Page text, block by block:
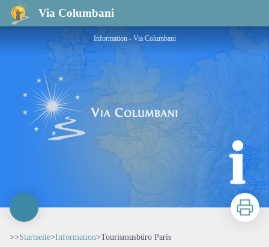
Via Columbani
Tourismusbüro Paris
Information - Via Columbani
Zu
>>Startseite>Information>Tourismusbüro Paris